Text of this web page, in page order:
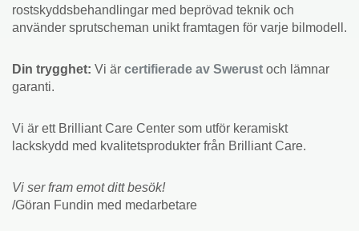
rostskyddsbehandlingar med beprövad teknik och
använder sprutscheman unikt framtagen för varje bilmodell.
Din trygghet: Vi är certifierade av Swerust och lämnar
garanti.
Vi är ett Brilliant Care Center som utför keramiskt
lackskydd med kvalitetsprodukter från Brilliant Care.
Vi ser fram emot ditt besök!
/Göran Fundin med medarbetare